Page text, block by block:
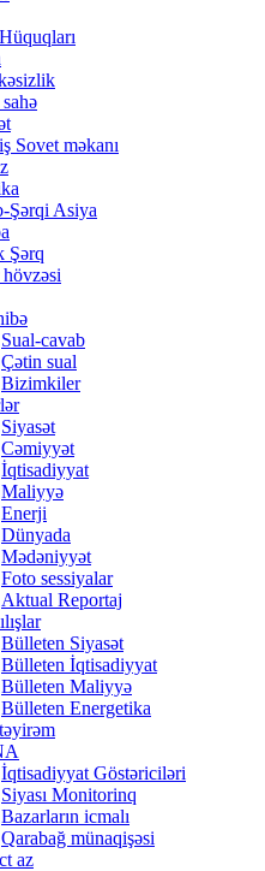
Sovet məkanı
Şərqi Asiya
Şərq
Sual-cavab
Çətin sual
Bizimkiler
Siyasət
Cəmiyyət
İqtisadiyyat
Maliyyə
Enerji
Dünyada
Mədəniyyət
Foto sessiyalar
Aktual Reportaj
Bülleten Siyasət
Bülleten İqtisadiyyat
Bülleten Maliyyə
Bülleten Energetika
İqtisadiyyat Göstəriciləri
Siyası Monitorinq
Bazarların icmalı
Qarabağ münaqişəsi
az